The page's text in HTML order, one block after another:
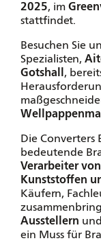
2025, im
stattfindet.
Besuchen Sie
Spezialisten,
Gotshall ,
Die Converters
bedeutende
Verarbeiter
Kunststoffen
Käufern,
Ausstellern und
ein Muss für